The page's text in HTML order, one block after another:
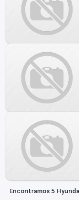
Encontramos 5